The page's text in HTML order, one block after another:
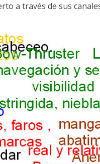
a través de sus